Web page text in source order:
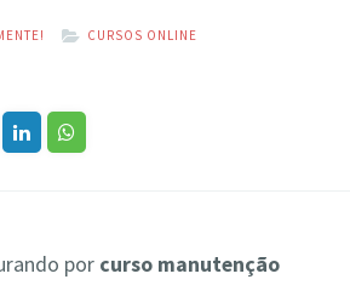
CURSOS ONLINE
por curso manutenção